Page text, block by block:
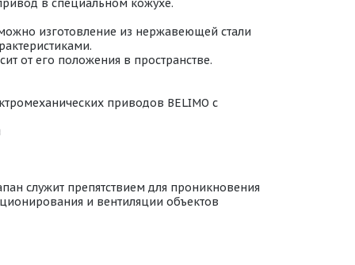
в специальном кожухе.
изготовление из нержавеющей стали
от его положения в пространстве.
приводов BELIMO с
служит препятствием для проникновения
и вентиляции объектов